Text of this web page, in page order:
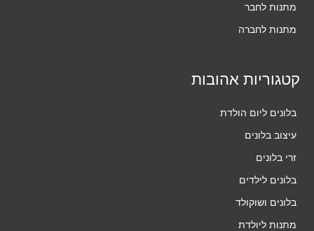
מתנות לחבר
מתנות לחברה
קטגוריות אהובות
בלונים ליום הולדת
עיצוב בלונים
זרי בלונים
בלונים לילדים
בלונים ושוקולד
מתנות ליולדת